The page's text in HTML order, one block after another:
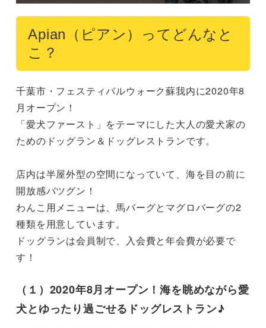
Apian（ピアン）ってどんなと
こ？
千葉市・フェスティバルウォーク蘇我内に2020年8
月オープン！
「愛犬ファースト」をテーマにした大人の愛犬家の
ためのドッグラン＆ドッグレストランです。
店内は半屋外型の空間になっていて、海を目の前に
開放感バツグン！
わんこ用メニューは、馬バーグとマグロバーグの2
種類を用意しています。
ドッグランは会員制で、入会費と年会費が必要で
す！
（１）2020年8月オープン！海を眺めながら愛
犬とゆったり過ごせるドッグレストラン♪